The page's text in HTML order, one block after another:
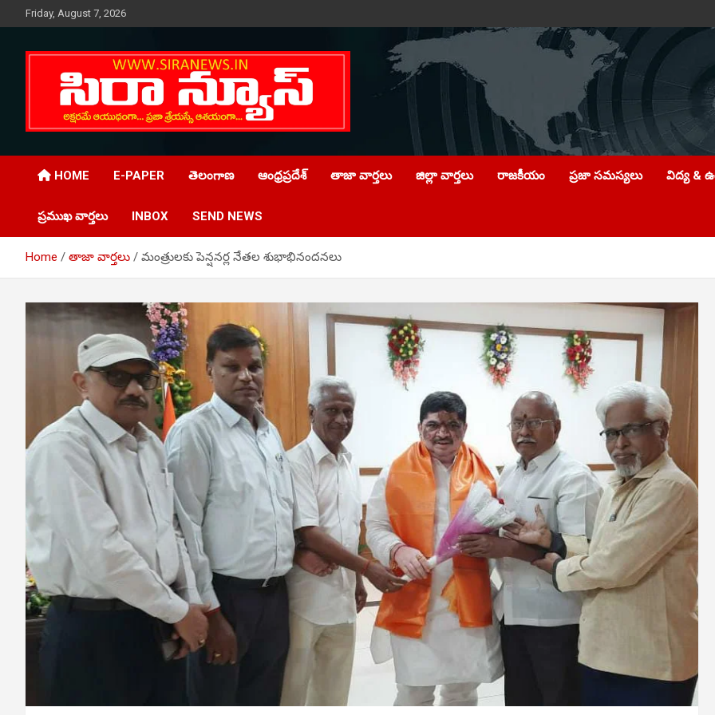
to
Friday, August 7, 2026
SIRA NEWS
HOME E-PAPER తెలంగాణ ఆంధ్రప్రదేశ్ తాజా వార్తలు జిల్లా వార్తలు రాజకీయం ప్రజా సమస్యలు విద్య &
ప్రముఖ వార్తలు INBOX SEND NEWS
Home తాజా వార్తలు మంత్రులకు పెన్షనర్ల నేతల శుభాభినందనలు